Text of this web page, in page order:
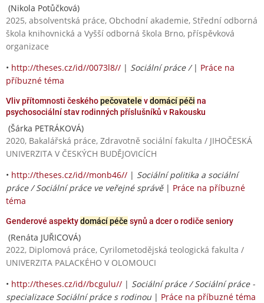
(Nikola Potůčková)
2025, absolventská práce, Obchodní akademie, Střední odborná
škola knihovnická a Vyšší odborná škola Brno, příspěvková
organizace
• http://theses.cz/id//0073l8// | Sociální práce / | Práce na
příbuzné téma
Vliv přítomnosti českéhopečovatele vdomácí péči na
psychosociální stav rodinných příslušníků v Rakousku
(Šárka PETRÁKOVÁ)
2020, Bakalářská práce, Zdravotně sociální fakulta / JIHOČESKÁ
UNIVERZITA V ČESKÝCH BUDĚJOVICÍCH
• http://theses.cz/id//monb46// | Sociální politika a sociální
práce / Sociální práce ve veřejné správě| Práce na příbuzné
téma
Genderové aspektydomácí péče synů a dcer o rodiče seniory
(Renáta JUŘICOVÁ)
2022, Diplomová práce, Cyrilometodějská teologická fakulta /
UNIVERZITA PALACKÉHO V OLOMOUCI
• http://theses.cz/id//bcgulu// | Sociální práce / Sociální práce -
specializace Sociální práce s rodinou | Práce na příbuzné téma